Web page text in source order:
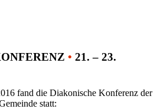
• 21. – 23.
fand die Diakonische Konferenz der
statt: